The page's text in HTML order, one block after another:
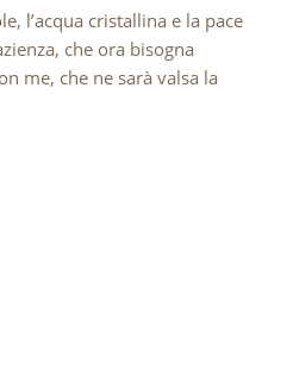
l’acqua cristallina e la pace
che ora bisogna
me, che ne sarà valsa la